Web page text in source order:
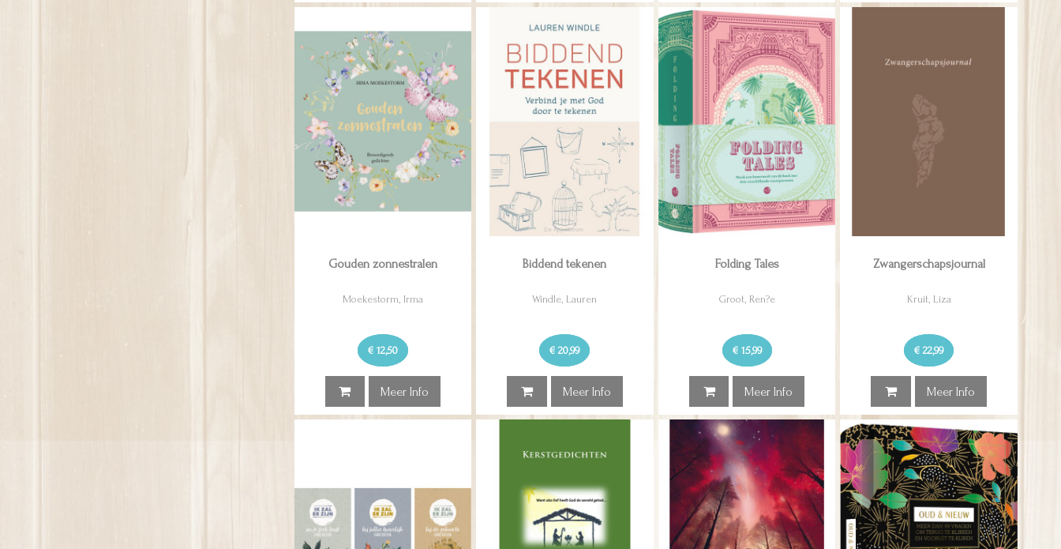
Gouden zonnestralen
Moekestorm, Irma
€ 12,50
Meer Info
Biddend tekenen
Windle, Lauren
€ 20,99
Meer Info
Folding Tales
Groot, Ren?e
€ 15,99
Meer Info
Zwangerschapsjournal
Kruit, Liza
€ 22,99
Meer Info